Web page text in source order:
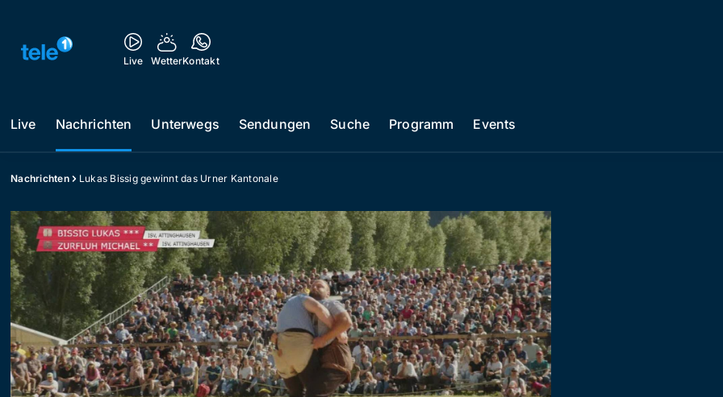
Live WetterKontakt
Live Nachrichten Unterwegs Sendungen Suche Programm Events
Nachrichten Lukas Bissig gewinnt das Urner Kantonale